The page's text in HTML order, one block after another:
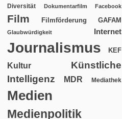
Diversität Dokumentarfilm Facebook
Film Filmförderung GAFAM
Glaubwürdigkeit Internet
Journalismus KEF
Kultur
Künstliche
Intelligenz
MDR Mediathek
Medien
Medienpolitik